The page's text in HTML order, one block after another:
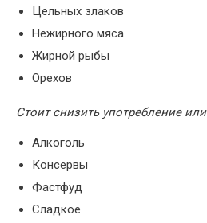
Цельных злаков
Нежирного мяса
Жирной рыбы
Орехов
Стоит снизить употребление
Алкоголь
Консервы
Фастфуд
Сладкое